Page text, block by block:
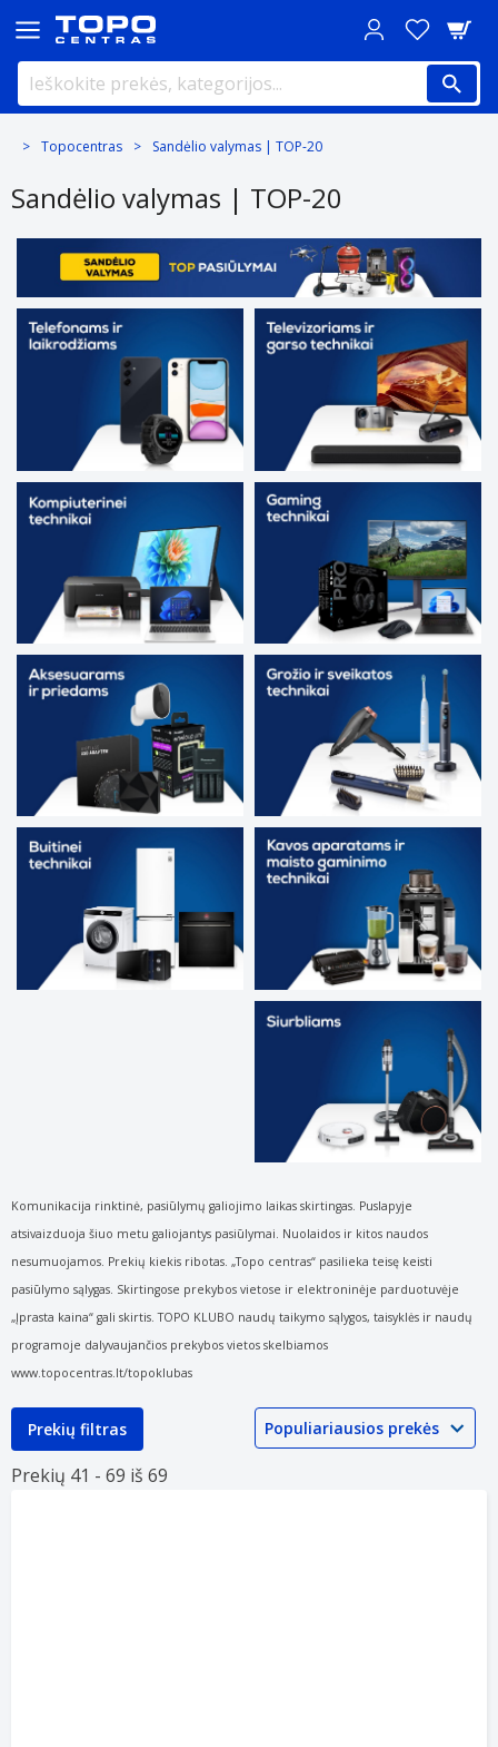
Topocentras Sandėlio valymas | TOP-20
Sandėlio valymas | TOP-20
Komunikacija rinktinė, pasiūlymų galiojimo laikas skirtingas. Puslapyje
atsivaizduoja šiuo metu galiojantys pasiūlymai. Nuolaidos ir kitos naudos
nesumuojamos. Prekių kiekis ribotas. „Topo centras“ pasilieka teisę keisti
pasiūlymo sąlygas. Skirtingose prekybos vietose ir elektroninėje parduotuvėje
„Įprasta kaina“ gali skirtis. TOPO KLUBO naudų taikymo sąlygos, taisyklės ir naudų
programoje dalyvaujančios prekybos vietos skelbiamos
www.topocentras.lt/topoklubas
Prekių filtras
Prekių 41 - 69 iš 69